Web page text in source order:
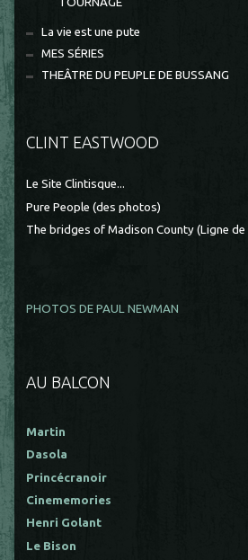
La vie est une pute
MES SÉRIES
THEÂTRE DU PEUPLE DE BUSSANG
CLINT EASTWOOD
Le Site Clintisque...
Pure People (des photos)
The bridges of Madison County (Ligne de
PHOTOS DE PAUL NEWMAN
AU BALCON
Martin
Dasola
Princécranoir
Cinememories
Henri Golant
Le Bison